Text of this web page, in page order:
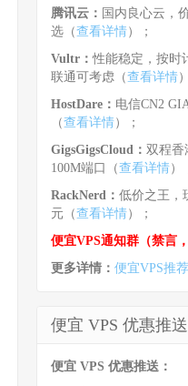
腾讯云： 国内良心云，
选（查看详情）；
Vultr：性能稳定，按时
联通可考虑（查看详情
HostDare： 电信CN2
（查看详情）；
GigsGigsCloud： 双程香
100M端口（查看详情）
RackNerd： 低价之王，
元（查看详情）；
便宜VPS通知群（禁言
更多详情： 便宜VPS推荐
便宜 VPS 优惠推
便宜 VPS 优惠推送：